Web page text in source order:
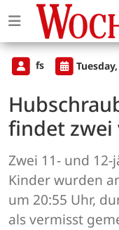
fs
findet zwei
Zwei 11- und
Kinder wurden
um 20:55 Uhr,
als vermisst